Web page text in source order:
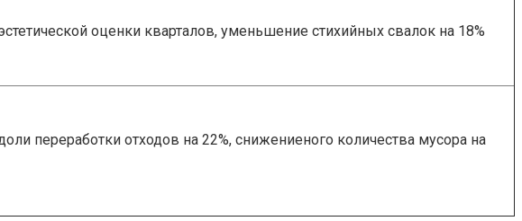
оценки кварталов, уменьшение стихийных свалок на 18%
переработки отходов на 22%, снижениеного количества мусора на